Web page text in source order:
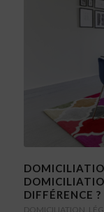
DIFFÉRENCE ?
DOMICILIATION